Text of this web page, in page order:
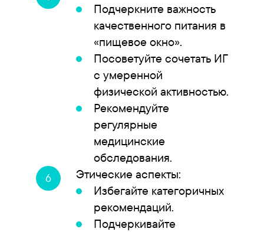
Подчеркните важность
качественного питания в
«пищевое окно».
Посоветуйте сочетать ИГ
с умеренной
физической активностью.
Рекомендуйте
регулярные
медицинские
обследования.
Этические аспекты:
Избегайте категоричных
рекомендаций.
Подчеркивайте